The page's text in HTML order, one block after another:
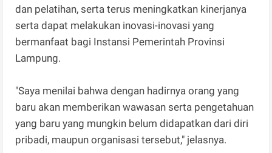
dan pelatihan, serta terus meningkatkan kinerjanya
serta dapat melakukan inovasi-inovasi yang
bermanfaat bagi Instansi Pemerintah Provinsi
Lampung.
"Saya menilai bahwa dengan hadirnya orang yang
baru akan memberikan wawasan serta pengetahuan
yang baru yang mungkin belum didapatkan dari diri
pribadi, maupun organisasi tersebut," jelasnya.